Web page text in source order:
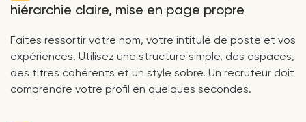
hiérarchie claire, mise en page propre
Faites ressortir votre nom, votre intitulé de poste et vos
expériences. Utilisez une structure simple, des espaces,
des titres cohérents et un style sobre. Un recruteur doit
comprendre votre profil en quelques secondes.